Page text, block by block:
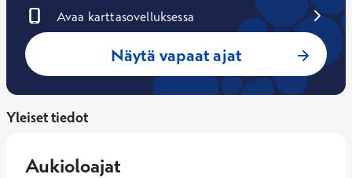
Avaa karttasovelluksessa
Avautuu uuteen ikkunaan
Näytä vapaat ajat
Yleiset tiedot
Aukioloajat